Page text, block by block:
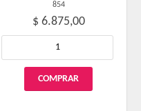
854
$ 6.875,00